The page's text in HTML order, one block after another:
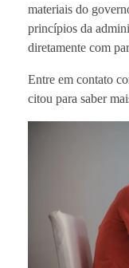
materiais do
princípios da
diretamente com
Entre em contato
citou para saber